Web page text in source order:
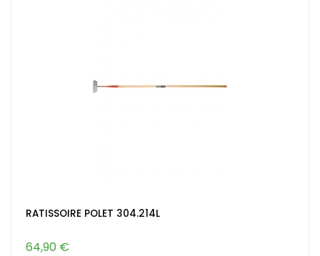
RATISSOIRE POLET 304.214L
64,90 €